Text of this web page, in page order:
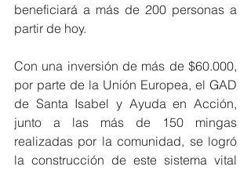
beneficiará a más de 200 personas a
partir de hoy.
Con una inversión de más de $60.000,
por parte de la Unión Europea, el GAD
de Santa Isabel y Ayuda en Acción,
junto a las más de 150 mingas
realizadas por la comunidad, se logró
la construcción de este sistema vital